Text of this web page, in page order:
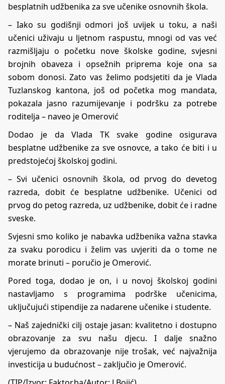
besplatnih udžbenika za sve učenike osnovnih škola.
– Iako su godišnji odmori još uvijek u toku, a naši
učenici uživaju u ljetnom raspustu, mnogi od vas već
razmišljaju o početku nove školske godine, svjesni
brojnih obaveza i opsežnih priprema koje ona sa
sobom donosi. Zato vas želimo podsjetiti da je Vlada
Tuzlanskog kantona, još od početka mog mandata,
pokazala jasno razumijevanje i podršku za potrebe
roditelja – naveo je Omerović
Dodao je da Vlada TK svake godine osigurava
besplatne udžbenike za sve osnovce, a tako će biti i u
predstojećoj školskoj godini.
– Svi učenici osnovnih škola, od prvog do devetog
razreda, dobit će besplatne udžbenike. Učenici od
prvog do petog razreda, uz udžbenike, dobit će i radne
sveske.
Svjesni smo koliko je nabavka udžbenika važna stavka
za svaku porodicu i želim vas uvjeriti da o tome ne
morate brinuti – poručio je Omerović.
Pored toga, dodao je on, i u novoj školskoj godini
nastavljamo s programima podrške učenicima,
uključujući stipendije za nadarene učenike i studente.
– Naš zajednički cilj ostaje jasan: kvalitetno i dostupno
obrazovanje za svu našu djecu. I dalje snažno
vjerujemo da obrazovanje nije trošak, već najvažnija
investicija u budućnost – zaključio je Omerović.